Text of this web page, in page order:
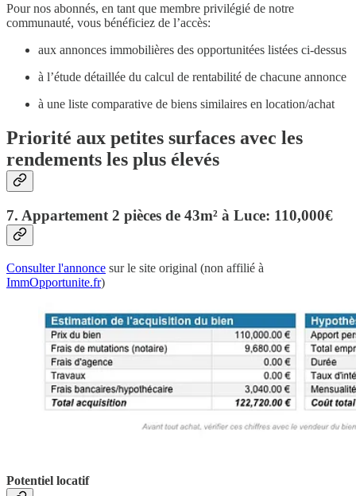
Pour nos abonnés, en tant que membre privilégié de notre
communauté, vous bénéficiez de l’accès:
aux annonces immobilières des opportunitées listées ci-dessus
à l’étude détaillée du calcul de rentabilité de chacune annonce
à une liste comparative de biens similaires en location/achat
Priorité aux petites surfaces avec les
rendements les plus élevés
7. Appartement 2 pièces de 43m² à Luce: 110,000€
Consulter l'annonce sur le site original (non affilié à
ImmOpportunite.fr)
Potentiel locatif